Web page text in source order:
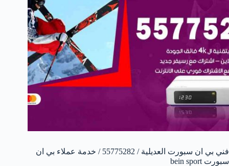
فني بي ان سبورت العديلية / 55775282 / خدمة عملاء بي ان
سبورت bein sport